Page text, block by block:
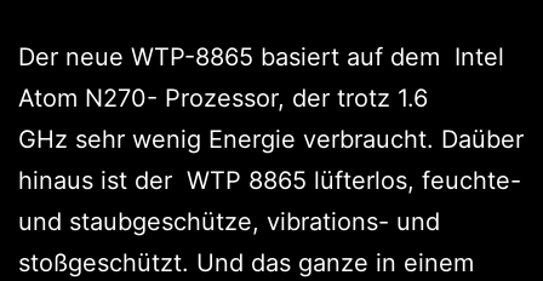
Der neue WTP-8865 basiert auf dem Intel
Atom N270- Prozessor, der trotz 1.6
GHz sehr wenig Energie verbraucht. Daüber
hinaus ist der WTP 8865 lüfterlos, feuchte-
und staubgeschütze, vibrations- und
stoßgeschützt. Und das ganze in einem